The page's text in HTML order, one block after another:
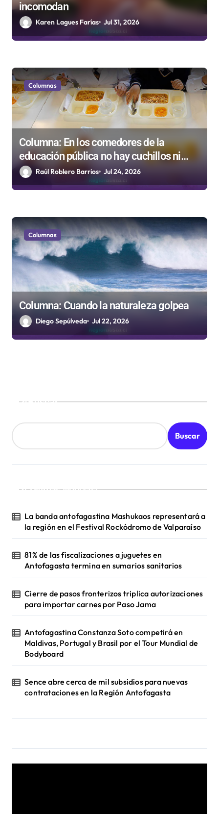
s
incomodan
Karen Lagues Farías Jul 31, 2026
Columnas
Columna: En los comedores de la
educación pública no hay cuchillos ni
tenedores
Raúl Roblero Barrios Jul 24, 2026
Columnas
Columna: Cuando la naturaleza golpea
Diego Sepúlveda Jul 22, 2026
Buscar
Buscar
¡Ultimas Noticias!
La banda antofagastina Mashukaos representará a
la región en el Festival Rockódromo de Valparaíso
81% de las fiscalizaciones a juguetes en
Antofagasta termina en sumarios sanitarios
Cierre de pasos fronterizos triplica autorizaciones
para importar carnes por Paso Jama
Antofagastina Constanza Soto competirá en
Maldivas, Portugal y Brasil por el Tour Mundial de
Bodyboard
Sence abre cerca de mil subsidios para nuevas
contrataciones en la Región Antofagasta